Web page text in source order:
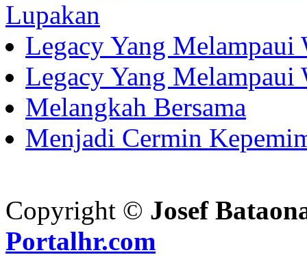
Lupakan
Legacy Yang Melampaui
Legacy Yang Melampaui
Melangkah Bersama
Menjadi Cermin
Copyright © Josef
Portalhr.com